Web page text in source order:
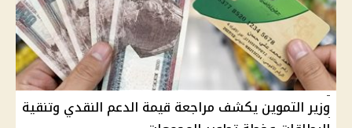
وزير التموين يكشف مراجعة قيمة الدعم النقدي وتنقية